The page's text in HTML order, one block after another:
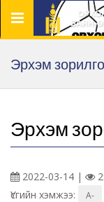
Цэс
Эрхэм зорилго
Эрхэм
2022-03-14 |
Үсгийн хэмжээ:
A-